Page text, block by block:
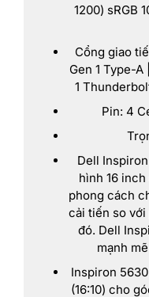
1200) sRGB
Cổng giao
Gen 1 Type-A
1
Pin: 4
Dell
hình 16
phong cách
cải tiến so
đó. Dell
mạnh
Inspiron
(16:10) cho